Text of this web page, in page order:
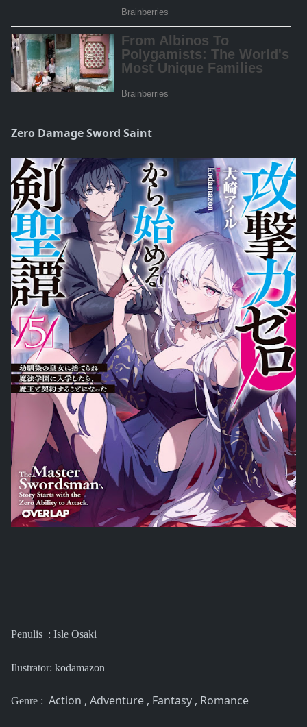
Zero Damage Sword Saint
Penulis : Isle Osaki
Ilustrator: kodamazon
Genre : Action , Adventure , Fantasy , Romance